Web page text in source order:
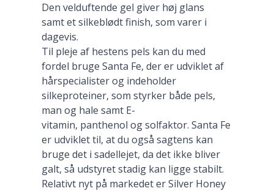
Den velduftende gel giver høj glans
samt et silkeblødt finish, som varer i
dagevis.
Til pleje af hestens pels kan du med
fordel bruge Santa Fe, der er udviklet af
hårspecialister og indeholder
silkeproteiner, som styrker både pels,
man og hale samt E-
vitamin, panthenol og solfaktor. Santa Fe
er udviklet til, at du også sagtens kan
bruge det i sadellejet, da det ikke bliver
galt, så udstyret stadig kan ligge stabilt.
Relativt nyt på markedet er Silver Honey